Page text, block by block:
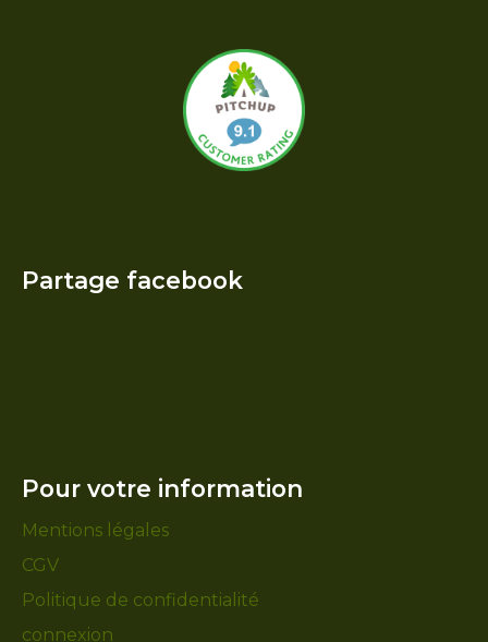
Partage facebook
Pour votre information
Mentions légales
CGV
Politique de confidentialité
connexion